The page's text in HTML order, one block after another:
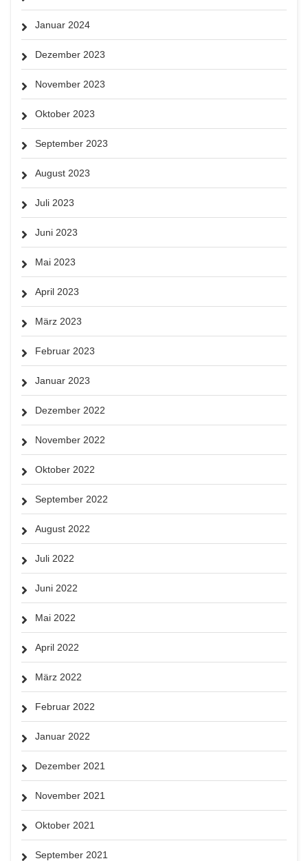
Januar 2024
Dezember 2023
November 2023
Oktober 2023
September 2023
August 2023
Juli 2023
Juni 2023
Mai 2023
April 2023
März 2023
Februar 2023
Januar 2023
Dezember 2022
November 2022
Oktober 2022
September 2022
August 2022
Juli 2022
Juni 2022
Mai 2022
April 2022
März 2022
Februar 2022
Januar 2022
Dezember 2021
November 2021
Oktober 2021
September 2021